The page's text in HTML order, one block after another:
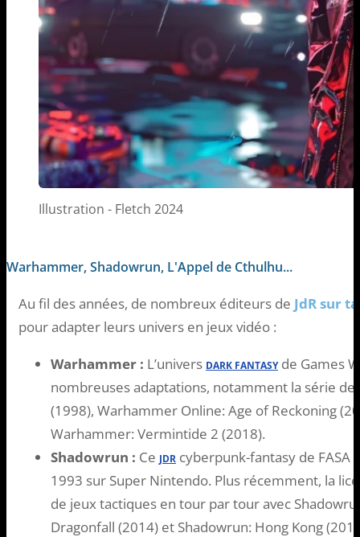
Illustration - Fletch 2024
Warhammer, Shadowrun, L'Appel de Cthulhu...
Au fil des années, de nombreux éditeurs de JdR sur
pour adapter leurs univers en jeux vidéo :
Warhammer : L’univers DARK FANTASYde Games
nombreuses adaptations, notamment la série
(1998), Warhammer Online: Age of Reckoning
Warhammer: Vermintide 2 (2018).
Shadowrun : Ce JDR cyberpunk-fantasy de FASA
1993 sur Super Nintendo. Plus récemment, la
de jeux tactiques en tour par tour avec
Dragonfall (2014) et Shadowrun: Hong Kong